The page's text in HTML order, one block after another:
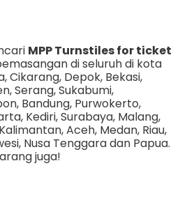
MPP Turnstiles for ticket
di seluruh di kota
,Cikarang, Depok, Bekasi,
,Serang,Sukabumi,
, Bandung, Purwokerto,
, Kediri,Surabaya, Malang,
Kalimantan,Aceh, Medan, Riau,
, Nusa Tenggaradan Papua.
juga!